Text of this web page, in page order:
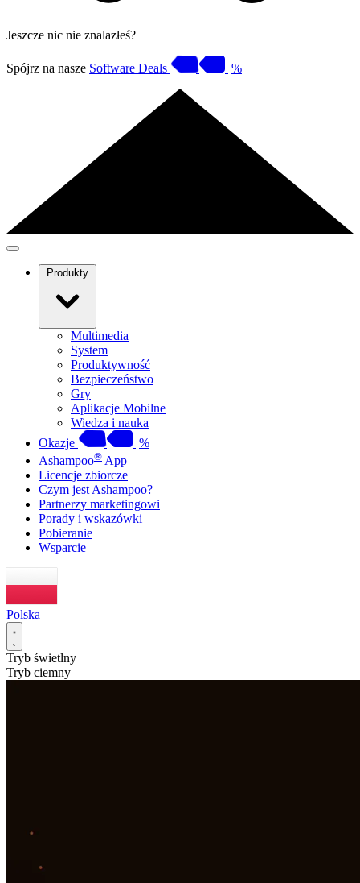
Jeszcze nic nie znalazłeś?
Spójrz na nasze Software Deals %
Produkty
Multimedia
System
Produktywność
Bezpieczeństwo
Gry
Aplikacje Mobilne
Wiedza i nauka
Okazje
%
Ashampoo® App
Licencje zbiorcze
Czym jest Ashampoo?
Partnerzy marketingowi
Porady i wskazówki
Pobieranie
Wsparcie
Polska
Tryb świetlny
Tryb ciemny